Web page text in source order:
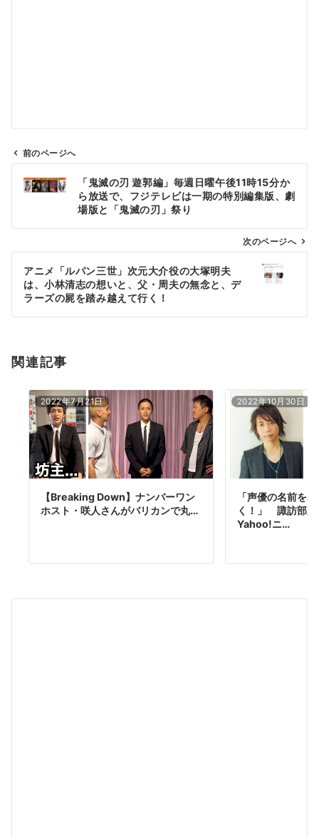
ビ
ン
前のページへ
「鬼滅の刃 遊郭編」毎週日曜午後11時15分か
ら放送で、フジテレビは一期の特別編集版、劇
場版と「鬼滅の刃」祭り
次のページへ
アニメ「ルパン三世」次元大介役の大塚明夫
は、小林清志の想いと、父・周夫の無念と、デ
ラーズの屍を踏み越えて行く！
関連記事
2022年7月21日
【Breaking Down】ナンバーワン
ホスト・咲人さんがバリカンで丸…
2022年10月30日
「声優の名前を
く！」 諏訪部順
Yahoo!ニ…